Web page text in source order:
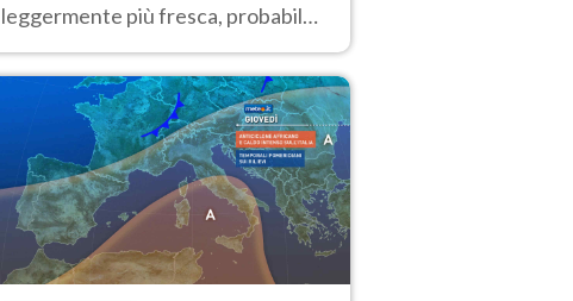
leggermente più fresca, probabile
africano entro Ferragosto